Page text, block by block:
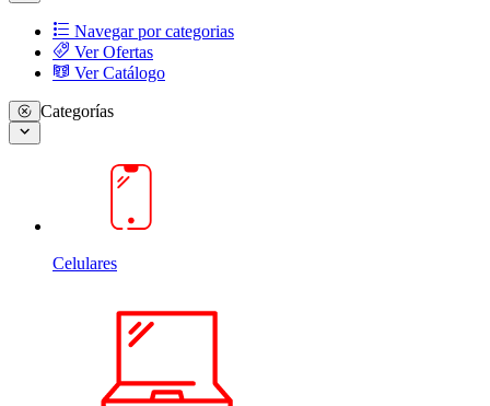
Navegar por categorias
Ver Ofertas
Ver Catálogo
Categorías
Celulares